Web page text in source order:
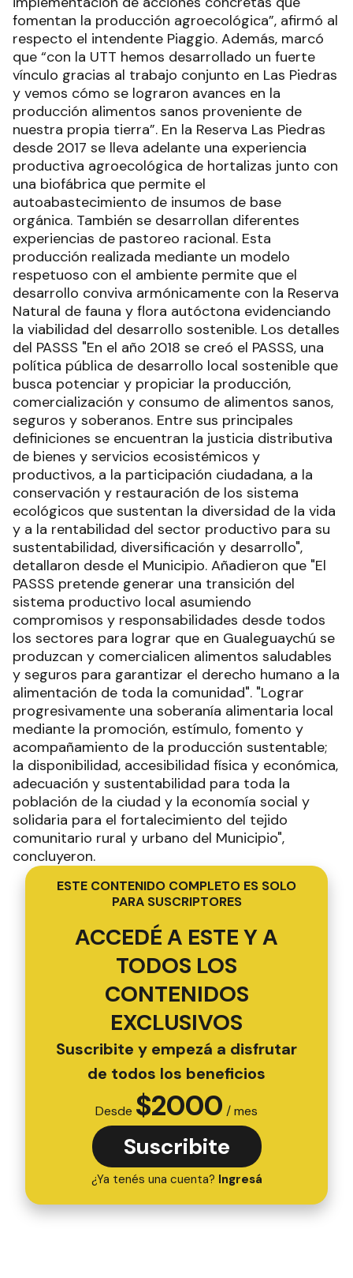
fomentan la producción agroecológica”, afirmó al
respecto el intendente Piaggio. Además, marcó
que “con la UTT hemos desarrollado un fuerte
vínculo gracias al trabajo conjunto en Las Piedras
y vemos cómo se lograron avances en la
producción alimentos sanos proveniente de
nuestra propia tierra”. En la Reserva Las Piedras
desde 2017 se lleva adelante una experiencia
productiva agroecológica de hortalizas junto con
una biofábrica que permite el
autoabastecimiento de insumos de base
orgánica. También se desarrollan diferentes
experiencias de pastoreo racional. Esta
producción realizada mediante un modelo
respetuoso con el ambiente permite que el
desarrollo conviva armónicamente con la Reserva
Natural de fauna y flora autóctona evidenciando
la viabilidad del desarrollo sostenible. Los detalles
del PASSS "En el año 2018 se creó el PASSS, una
política pública de desarrollo local sostenible que
busca potenciar y propiciar la producción,
comercialización y consumo de alimentos sanos,
seguros y soberanos. Entre sus principales
definiciones se encuentran la justicia distributiva
de bienes y servicios ecosistémicos y
productivos, a la participación ciudadana, a la
conservación y restauración de los sistema
ecológicos que sustentan la diversidad de la vida
y a la rentabilidad del sector productivo para su
sustentabilidad, diversificación y desarrollo",
detallaron desde el Municipio. Añadieron que "El
PASSS pretende generar una transición del
sistema productivo local asumiendo
compromisos y responsabilidades desde todos
los sectores para lograr que en Gualeguaychú se
produzcan y comercialicen alimentos saludables
y seguros para garantizar el derecho humano a la
alimentación de toda la comunidad". "Lograr
progresivamente una soberanía alimentaria local
mediante la promoción, estímulo, fomento y
acompañamiento de la producción sustentable;
la disponibilidad, accesibilidad física y económica,
adecuación y sustentabilidad para toda la
población de la ciudad y la economía social y
solidaria para el fortalecimiento del tejido
comunitario rural y urbano del Municipio",
concluyeron.
ESTE CONTENIDO COMPLETO ES SOLO
PARA SUSCRIPTORES
ACCEDÉ A ESTE Y A
TODOS LOS
CONTENIDOS
EXCLUSIVOS
Suscribite y empezá a disfrutar
de todos los beneficios
Desde $2000 / mes
Suscribite
¿Ya tenés una cuenta? Ingresá